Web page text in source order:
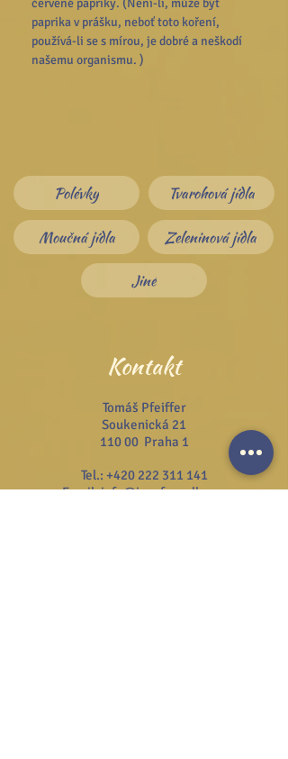
červené papriky. (Není-li, může být
paprika v prášku, neboť toto koření,
používá-li se s mírou, je dobré a neškodí
našemu organismu. )
Polévky Tvarohová jídla
Moučná jídla Zeleninová jídla
Jiné
Kontakt
Tomáš Pfeiffer
Soukenická 21
110 00 Praha 1
Tel.: +420 222 311 141
Email:info@josefzezulka.cz